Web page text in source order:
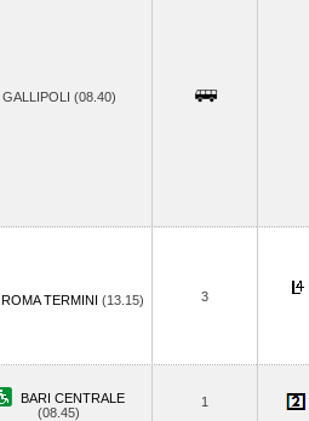
GALLIPOLI (08.40)
ROMA TERMINI (13.15) 3
BARI CENTRALE
(08.45)
1